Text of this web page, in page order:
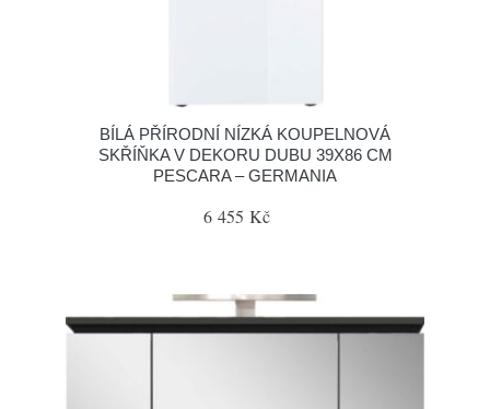
BÍLÁ PŘÍRODNÍ NÍZKÁ KOUPELNOVÁ
SKŘÍŇKA V DEKORU DUBU 39X86 CM
PESCARA – GERMANIA
6 455 Kč